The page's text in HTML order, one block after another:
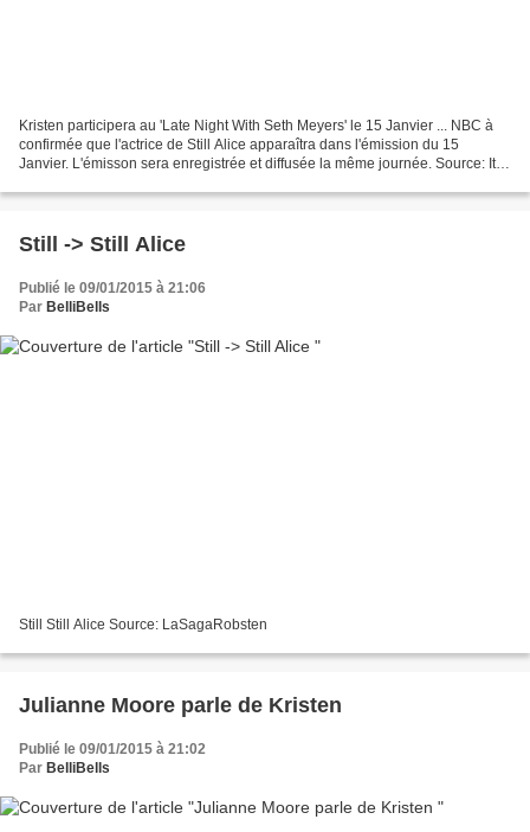
Kristen participera au 'Late Night With Seth Meyers' le 15 Janvier ... NBC à
confirmée que l'actrice de Still Alice apparaîtra dans l'émission du 15
Janvier. L'émisson sera enregistrée et diffusée la même journée. Source: It's
Still -> Still Alice
Publié le 09/01/2015 à 21:06
Par BelliBells
Still Still Alice Source: LaSagaRobsten
Julianne Moore parle de Kristen
Publié le 09/01/2015 à 21:02
Par BelliBells